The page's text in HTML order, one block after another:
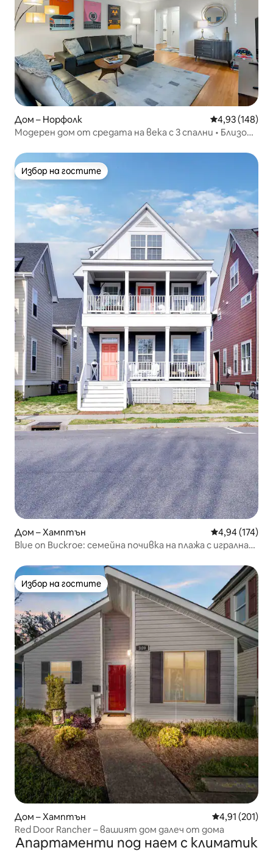
Дом – Норфолк Средна
4,93 (148)
Модерен дом от средата на века с 3 спални • Близо
Избор на гостите
Избор на гостите
Дом – Хамптън Средна
4,94 (174)
Blue on Buckroe: семейна почивка на плажа с игрална
Избор на гостите
Избор на гостите
Дом – Хамптън Средна
4,91 (201)
Red Door Rancher – вашият дом далеч от дома
Апартаменти под наем с климатик